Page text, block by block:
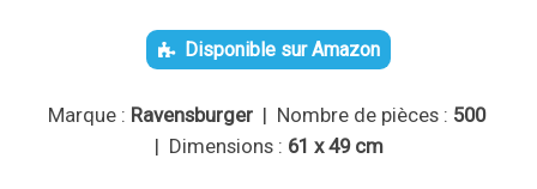
Disponible sur Amazon
Marque : Ravensburger| Nombre de pièces : 500
| Dimensions : 61 x 49 cm